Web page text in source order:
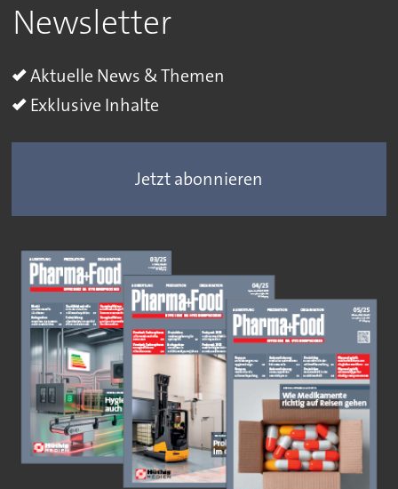
Newsletter
Aktuelle News & Themen
Exklusive Inhalte
Jetzt abonnieren